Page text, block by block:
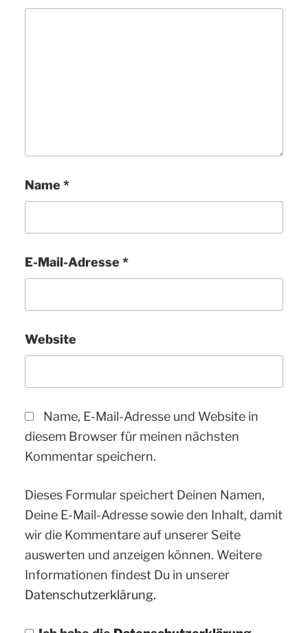
Name *
E-Mail-Adresse *
Website
Name, E-Mail-Adresse und Website in
diesem Browser für meinen nächsten
Kommentar speichern.
Dieses Formular speichert Deinen Namen,
Deine E-Mail-Adresse sowie den Inhalt, damit
wir die Kommentare auf unserer Seite
auswerten und anzeigen können. Weitere
Informationen findest Du in unserer
Datenschutzerklärung.